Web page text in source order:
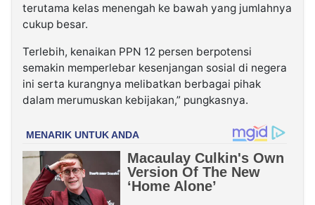
terutama kelas menengah ke bawah yang jumlahnya
cukup besar.
Terlebih, kenaikan PPN 12 persen berpotensi
semakin memperlebar kesenjangan sosial di negera
ini serta kurangnya melibatkan berbagai pihak
dalam merumuskan kebijakan,” pungkasnya.